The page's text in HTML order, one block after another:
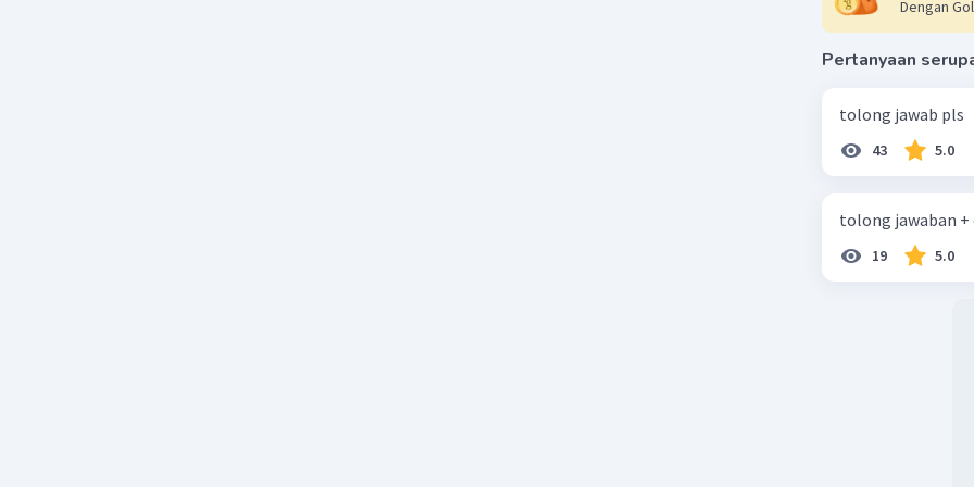
b. 1,567
Beri
Dengan
Pertanyaan
tolong jawab pls
43 5.0
tolong jawaban +
19 5.0